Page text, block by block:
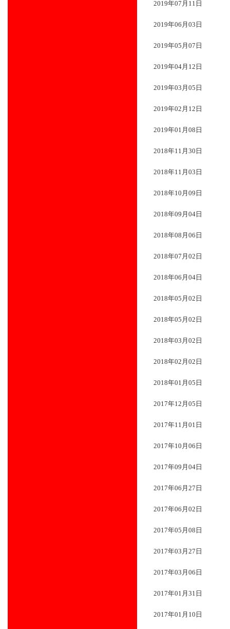
2019年07月11日
2019年06月03日
2019年05月07日
2019年04月12日
2019年03月05日
2019年02月12日
2019年01月08日
2018年11月30日
2018年11月03日
2018年10月09日
2018年09月04日
2018年08月06日
2018年07月02日
2018年06月04日
2018年05月02日
2018年05月02日
2018年03月02日
2018年02月02日
2018年01月05日
2017年12月05日
2017年11月01日
2017年10月06日
2017年09月04日
2017年06月27日
2017年06月02日
2017年05月08日
2017年03月27日
2017年03月06日
2017年01月31日
2017年01月10日